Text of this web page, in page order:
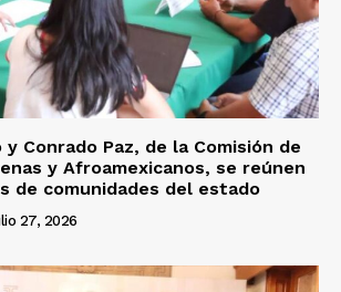
Conrado Paz, de la Comisión de
y Afroamexicanos, se reúnen
de comunidades del estado
27, 2026